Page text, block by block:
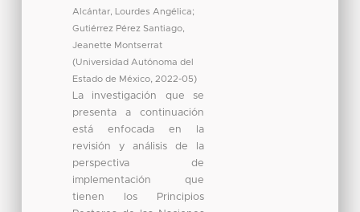
Alcántar, Lourdes Angélica;
Gutiérrez Pérez Santiago,
Jeanette Montserrat
(Universidad Autónoma del
Estado de México, 2022-05)
La investigación que se
presenta a continuación
está enfocada en la
revisión y análisis de la
perspectiva de
implementación que
tienen los Principios